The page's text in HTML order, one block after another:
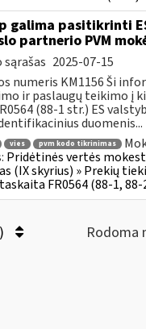
galima pasitikrinti
partnerio PVM
2025-07-15
numeris KM1156 Ši
ir paslaugų teikimo į
(88-1 str.) ES
duomenis...
vies pvm kodo tikrinimas
Pridėtinės vertės
(IX skyrius) » Prekių
FR0564 (88-1, 88-
Rodoma